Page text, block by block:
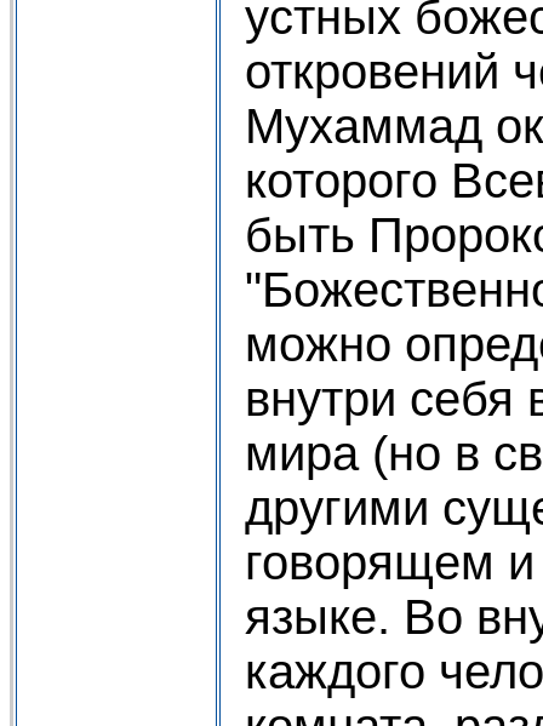
устных
откровений
Мухаммад
которого
быть
можно
внутри себя
мира (но в
другими
говорящем
языке. Во
каждого